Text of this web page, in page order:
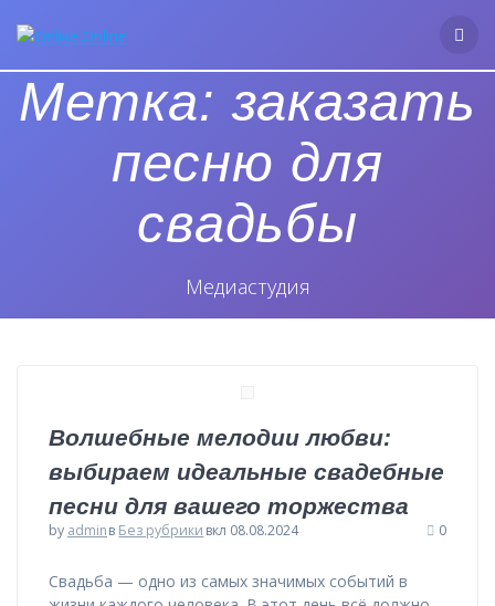
Метка:заказать
песню для
свадьбы
Медиастудия
Волшебные мелодии любви:
выбираем идеальные свадебные
песни для вашего торжества
by adminв Без рубрики вкл 08.08.2024 0
Свадьба — одно из самых значимых событий в